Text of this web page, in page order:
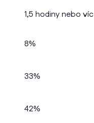
1,5 hodiny nebo víc
8%
33%
42%